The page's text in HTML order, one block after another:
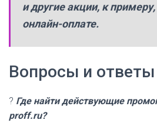
и другие акции, к
онлайн-оплате.
Вопросы и ответы
? Где найти действующие
proff.ru?